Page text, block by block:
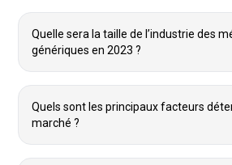
Quelle sera la taille de l’industrie des
génériques en 2023 ?
Quels sont les principaux facteurs
marché ?